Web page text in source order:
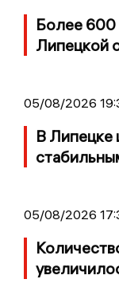
Более 600
Липецкой
05/08/2026
В Липецке
05/08/2026